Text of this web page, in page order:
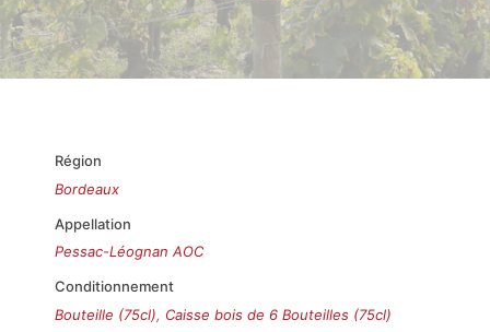
Région
Bordeaux
Appellation
Pessac-Léognan AOC
Conditionnement
Bouteille (75cl), Caisse bois de 6 Bouteilles (75cl)